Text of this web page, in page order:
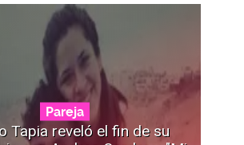
Pareja
Tapia reveló el fin de su